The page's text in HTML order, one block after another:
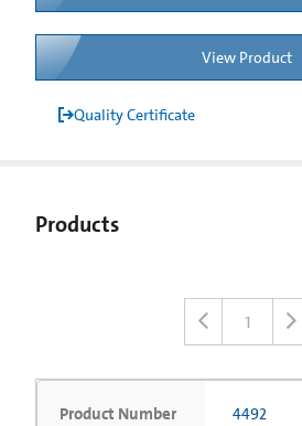
View Product
Quality Certificate
Products
1
Product Number 4492